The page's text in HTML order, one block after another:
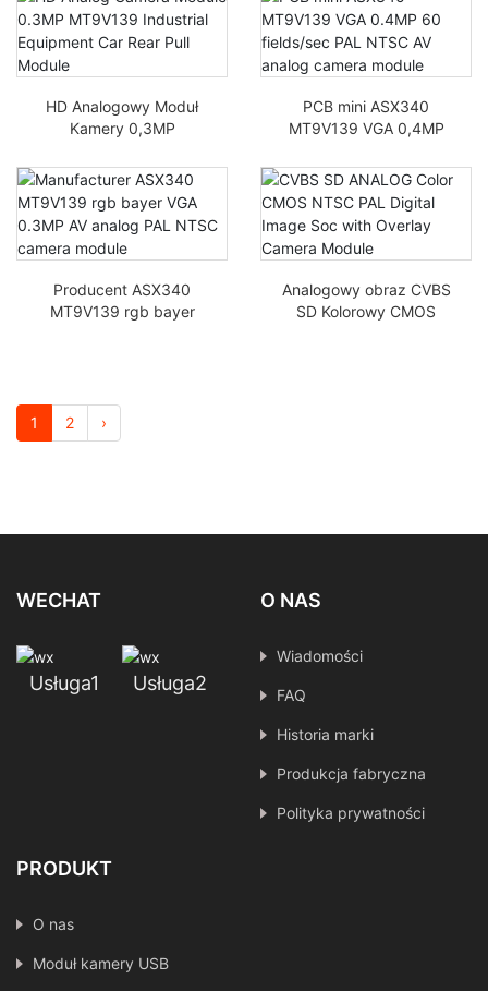
Anchorfish PC4089K
CMOS
Wizualna kotwica ryba
HD Analogowy Moduł
Kamery 0,3MP
Tylnego Przyciągania
Sprzętu
Przemysłowego
PCB mini ASX340
MT9V139 VGA 0,4MP
moduł kamery PAL
NTSC AV
Producent ASX340
MT9V139 rgb bayer
Analogowy obraz CVBS
SD Kolorowy CMOS
1 2 ›
WECHAT
Usługa1 Usługa2
O NAS
Wiadomości
FAQ
Historia marki
Produkcja fabryczna
Polityka prywatności
PRODUKT
O nas
Moduł kamery USB